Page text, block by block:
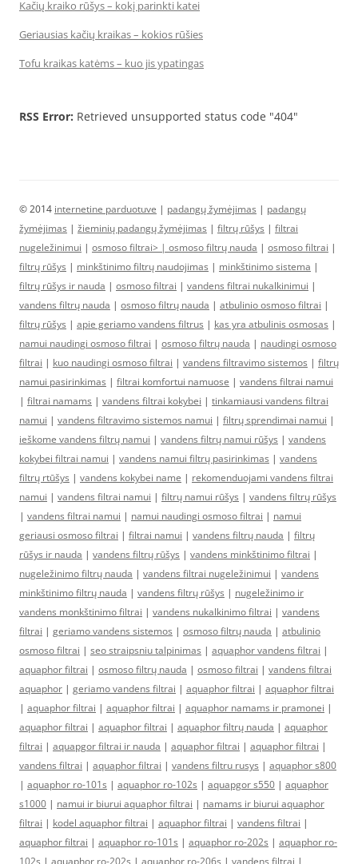
Kačių kraiko rūšys – kokį parinkti katei
Geriausias kačių kraikas – kokios rūšies
Tofu kraikas katėms – kuo jis ypatingas
RSS Error: Retrieved unsupported status code "404"
© 2014 internetine parduotuve | padangų žymėjimas | padangų
žymėjimas | žieminių padangų žymėjimas | filtrų rūšys | filtrai
nugeležinimui | osmoso filtrai> | osmoso filtrų nauda | osmoso filtrai |
filtrų rūšys | minkštinimo filtrų naudojimas | minkštinimo sistema |
filtrų rūšys ir nauda | osmoso filtrai | vandens filtrai nukalkinimui |
vandens filtrų nauda | osmoso filtrų nauda | atbulinio osmoso filtrai |
filtrų rūšys | apie geriamo vandens filtrus | kas yra atbulinis osmosas |
namui naudingi osmoso filtrai | osmoso filtrų nauda | naudingi osmoso
filtrai | kuo naudingi osmoso filtrai | vandens filtravimo sistemos | filtrų
namui pasirinkimas | filtrai komfortui namuose | vandens filtrai namui
| filtrai namams | vandens filtrai kokybei | tinkamiausi vandens filtrai
namui | vandens filtravimo sistemos namui | filtrų sprendimai namui |
ieškome vandens filtrų namui | vandens filtrų namui rūšys | vandens
kokybei filtrai namui | vandens namui filtrų pasirinkimas | vandens
filtrų rtūšys | vandens kokybei name | rekomenduojami vandens filtrai
namui | vandens filtrai namui | filtrų namui rūšys | vandens filtrų rūšys
| vandens filtrai namui | namui naudingi osmoso filtrai | namui
geriausi osmoso filtrai | filtrai namui | vandens filtrų nauda | filtrų
rūšys ir nauda | vandens filtrų rūšys | vandens minkštinimo filtrai |
nugeležinimo filtrų nauda | vandens filtrai nugeležinimui | vandens
minkštinimo filtrų nauda | vandens filtrų rūšys | nugeležinimo ir
vandens monkštinimo filtrai | vandens nukalkinimo filtrai | vandens
filtrai | geriamo vandens sistemos | osmoso filtrų nauda | atbulinio
osmoso filtrai | seo straipsniu talpinimas | aquaphor vandens filtrai |
aquaphor filtrai | osmoso filtrų nauda | osmoso filtrai | vandens filtrai
aquaphor | geriamo vandens filtrai | aquaphor filtrai | aquaphor filtrai
| aquaphor filtrai | aquaphor filtrai | aquaphor namams ir pramonei |
aquaphor filtrai | aquaphor filtrai | aquaphor filtrų nauda | aquaphor
filtrai | aquapgor filtrai ir nauda | aquaphor filtrai | aquaphor filtrai |
vandens filtrai | aquaphor filtrai | vandens filtru rusys | aquaphor s800
| aquaphor ro-101s | aquaphor ro-102s | aquapgor s550 | aquaphor
s1000 | namui ir biurui aquaphor filtrai | namams ir biurui aquaphor
filtrai | kodel aquaphor filtrai | aquaphor filtrai | vandens filtrai |
aquaphor filtrai | aquaphor ro-101s | aquaphor ro-202s | aquaphor ro-
102s | aquaphor ro-202s | aquaphor ro-206s | vandens filtrai |